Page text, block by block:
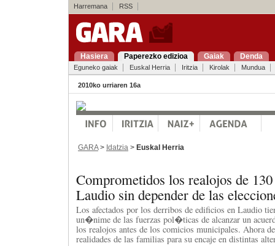
Harremana RSS
Hasiera Paperezko edizioa Gaiak Denda
Eguneko gaiak Euskal Herria Iritzia Kirolak Mundua
2010ko urriaren 16a
GARA> Idatzia > Euskal Herria
Comprometidos los realojos de
Laudio sin depender de las
Los afectados por los derribos de edificios en Laudio
un�nime de las fuerzas pol�ticas de alcanzar un
los realojos antes de los comicios municipales. Ahora
realidades de las familias para su encaje en distintas